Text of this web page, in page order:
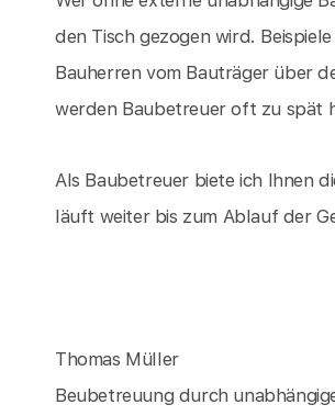
den Tisch gezogen wird.
Bauherren vom Bauträger über
werden Baubetreuer oft zu spät
Als Baubetreuer biete ich Ihnen
läuft weiter bis zum Ablauf der
Thomas Müller
Beubetreuung durch